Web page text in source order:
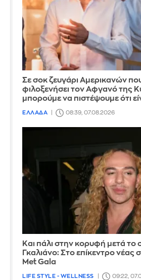
Σε σοκ ζευγάρι Αμερικανών
φιλοξενήσει τον Αφγανό της
μπορούμε να πιστέψουμε ότι
ΕΛΛΑΔΑ 08:39, 07.08.2026
Και πάλι στην κορυφή μετά το
Γκαλιάνο: Στο επίκεντρο
Met Gala
LIFE STYLE - WELLNESS 09:22,